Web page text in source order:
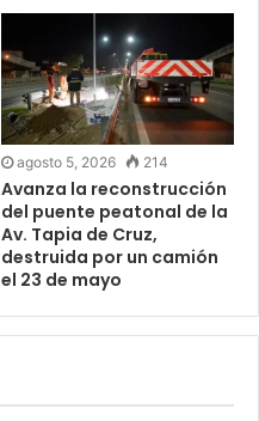
agosto 5, 2026 214
Avanza la reconstrucción
del puente peatonal de la
Av. Tapia de Cruz,
destruida por un camión
el 23 de mayo